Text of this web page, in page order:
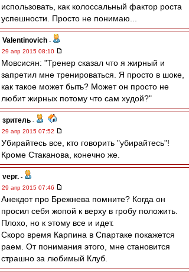
использовать, как колоссальный фактор роста
успешности. Просто не понимаю...
Valentinovich -
29 апр 2015 08:10
Мовсисян: "Тренер сказал что я жирный и
запретил мне тренироваться. Я просто в шоке,
как такое может быть? Может он просто не
любит жирных потому что сам худой?"
зpитель -
29 апр 2015 07:52
Убирайтесь все, кто говорить "убирайтесь"!
Кроме Стаканова, конечно же.
vepr. -
29 апр 2015 07:46
Анекдот про Брежнева помните? Когда он
просил себя жопой к верху в гробу положить.
Плохо, но к этому все и идет.
Скоро время Карпина в Спартаке покажется
раем. От понимания этого, мне становится
страшно за любимый Клуб.